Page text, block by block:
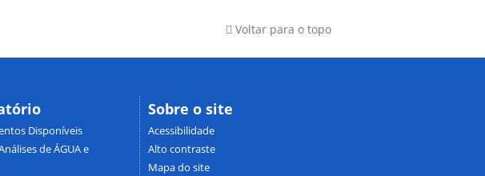
Voltar para o topo
Disponíveis
de ÁGUA e
Sobre o site
Acessibilidade
Alto contraste
Mapa do site